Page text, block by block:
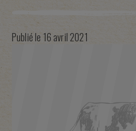
Publié le 16 avril 2021